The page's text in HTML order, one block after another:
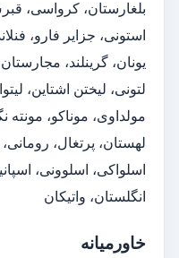
بلغارستان، کرواسی،
استونی، جزایر فارو،
یونان، گرینلند، مجارستان،
لتونی، لیختن اشتاین،
مولداوی، موناکو، مونته
لهستان، پرتغال،
اسلواکی، اسلوونی،
انگلستان، واتیکان
خاورمیانه